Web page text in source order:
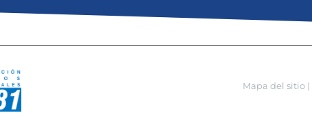
Mapa del sitio |